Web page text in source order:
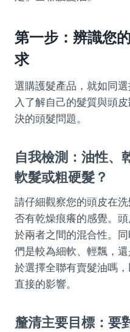
第一步：辨識您
求
選購護髮產品，就如同
入了解自己的髮質與頭
決的頭髮問題。
自我檢測：油性、
軟髮或粗硬髮？
請仔細觀察您的頭皮在
否有乾燥痕癢的感覺。
於兩者之間的混合性。
們是較為細軟、輕飄，
於選擇全聯有賣髮油嗎
直接的影響。
釐清主要目標：要